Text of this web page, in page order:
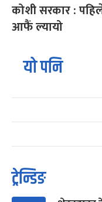
कोशी सरकार :
आफैं ल्यायो
यो पनि
ट्रेन्डिङ